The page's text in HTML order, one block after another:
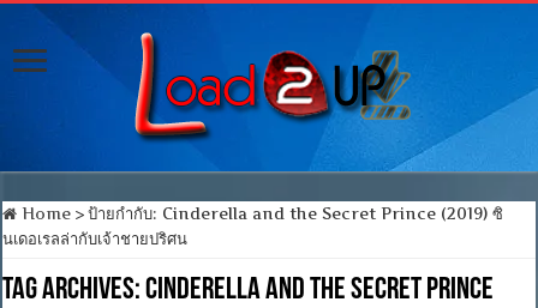
Home > ป้ายกำกับ: Cinderella and the Secret Prince (2019) ซิ
นเดอเรลล่ากับเจ้าชายปริศน
Tag Archives:Cinderella and the Secret Prince